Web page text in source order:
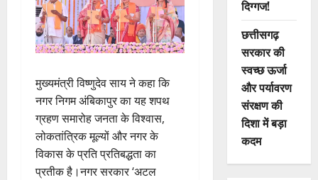
मुख्यमंत्री विष्णुदेव साय ने कहा कि
नगर निगम अंबिकापुर का यह शपथ
ग्रहण समारोह जनता के विश्वास,
लोकतांत्रिक मूल्यों और नगर के
विकास के प्रति प्रतिबद्धता का
प्रतीक है।नगर सरकार ‘अटल
दिग्गज!
छत्तीसगढ़
सरकार की
स्वच्छ ऊर्जा
और पर्यावरण
संरक्षण की
दिशा में बड़ा
कदम